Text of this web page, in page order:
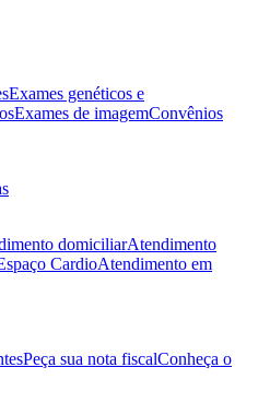
Exames genéticos e
Exames de imagemConvênios
domiciliarAtendimento
CardioAtendimento em
Peça sua nota fiscalConheça o